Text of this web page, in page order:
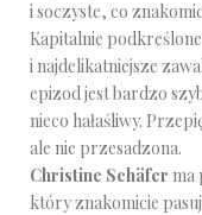
i soczyste, co
Kapitalnie
i najdelikatniejsze
epizod jest bardzo
nieco hałaśliwy.
ale nie przesadzona.
Christine Schäfer ma
który znakomicie